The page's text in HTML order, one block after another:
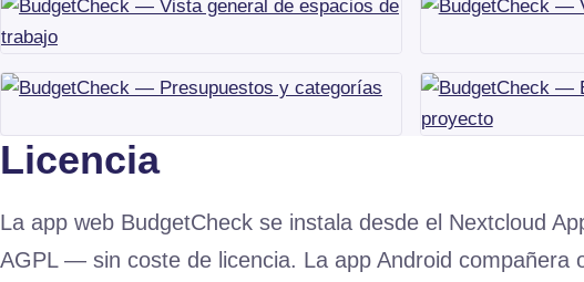
Licencia
La app web BudgetCheck se instala desde el Nextcloud
AGPL — sin coste de licencia. La app Android compañera